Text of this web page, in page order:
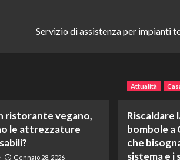
Servizio di assistenza per impianti
ristorante vegano,
le attrezzature
Gennaio 28, 2026
Attualità
Riscaldare
bombole a
che
sistema e i